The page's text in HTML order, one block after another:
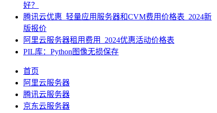
好？
腾讯云优惠_轻量应用服务器和CVM费用价格表_2024新
版报价
阿里云服务器租用费用_2024优惠活动价格表
PIL库：Python图像无损保存
首页
阿里云服务器
腾讯云服务器
京东云服务器